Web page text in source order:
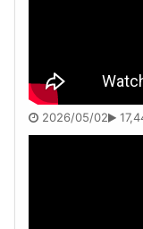
2026/05/02